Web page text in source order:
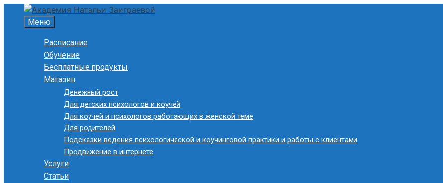
Перейти
Меню
Расписание
Обучение
Бесплатные продукты
Магазин
Денежный рост
Для детских психологов и коучей
Для коучей и психологов работающих в женской теме
Для родителей
Подсказки ведения психологической и коучинговой практики и работы с клиентами
Продвижение в интернете
Услуги
Статьи